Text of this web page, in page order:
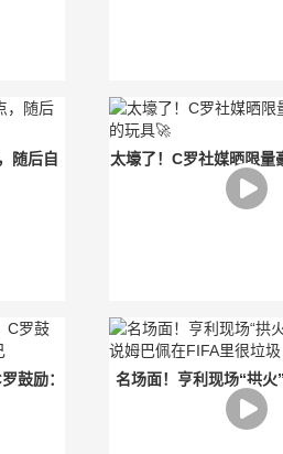
随后自
太壕了！C罗社媒晒限量
玩具🚀
鼓励：
名场面！亨利现场“拱火
说姆巴佩在FIFA